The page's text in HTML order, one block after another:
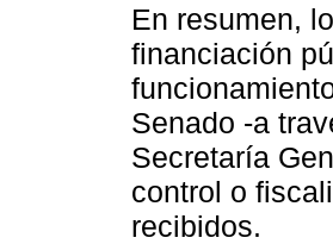
En resumen,
financiación
Senado -a
Secretaría
control o
recibidos.